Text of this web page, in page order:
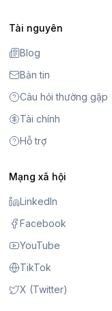
Tài nguyên
Blog
Bản tin
Câu hỏi thường gặp
Tài chính
Hỗ trợ
Mạng xã hội
LinkedIn
Facebook
YouTube
TikTok
X (Twitter)